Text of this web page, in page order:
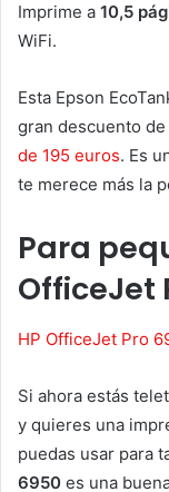
Imprime a 10,5
WiFi.
Esta Epson
gran descuento de
de 195 euros. Es
te merece más la
Para
OfficeJet
HP OfficeJet Pro
Si ahora estás
y quieres una
puedas usar para
6950 es una